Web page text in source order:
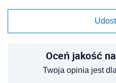
Oceń jakość
Twoja opinia jest